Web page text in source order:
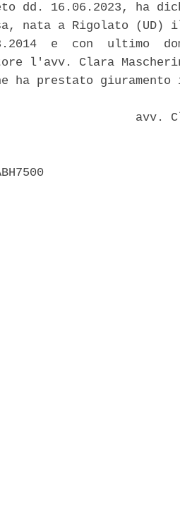
dd. 16.06.2023, ha
nata a Rigolato (UD)
e  con  ultimo
l'avv. Clara
ha prestato
avv.